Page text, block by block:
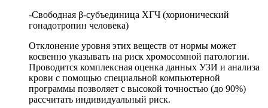
-Свободная β-субъединица ХГЧ (хорионический
гонадотропин человека)
Отклонение уровня этих веществ от нормы может
косвенно указывать на риск хромосомной патологии.
Проводится комплексная оценка данных УЗИ и анализа
крови с помощью специальной компьютерной
программы позволяет с высокой точностью (до 90%)
рассчитать индивидуальный риск.